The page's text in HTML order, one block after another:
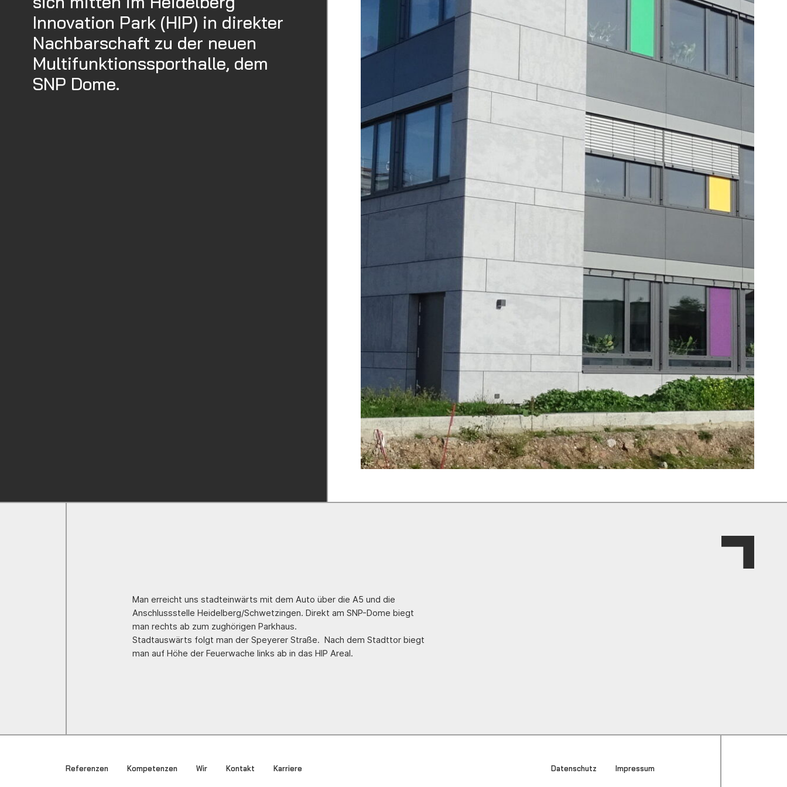
Innovation Park (HIP) in direkter
Nachbarschaft zu der neuen
Multifunktionssporthalle, dem
SNP Dome.
Man erreicht uns stadteinwärts mit dem Auto über die A5 und die
Anschlussstelle Heidelberg/Schwetzingen. Direkt am SNP-Dome biegt
man rechts ab zum zughörigen Parkhaus.
Stadtauswärts folgt man der Speyerer Straße. Nach dem Stadttor biegt
man auf Höhe der Feuerwache links ab in das HIP Areal.
Referenzen Kompetenzen Wir Kontakt Karriere Datenschutz Impressum